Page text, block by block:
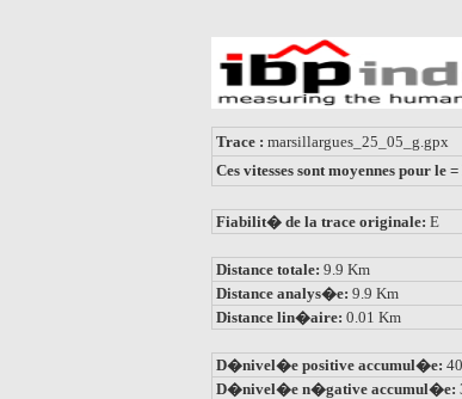
Trace : marsillargues_25_05_g.gpx
Ces vitesses sont moyennes pour le
Fiabilit� de la trace originale: E
Distance totale: 9.9 Km
Distance analys�e: 9.9 Km
Distance lin�aire: 0.01 Km
D�nivel�e positive accumul�e:
D�nivel�e n�gative accumul�e: